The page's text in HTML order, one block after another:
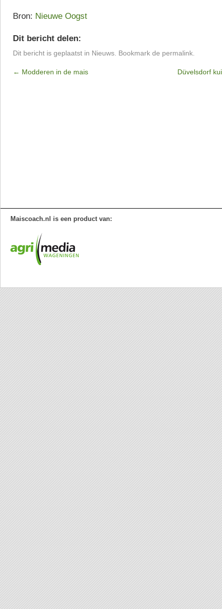
Bron: Nieuwe Oogst
Dit bericht delen:
Dit bericht is geplaatst in Nieuws . Bookmark de permalink
← Modderen in de mais Düvelsdorf
Maiscoach.nl is een product van: